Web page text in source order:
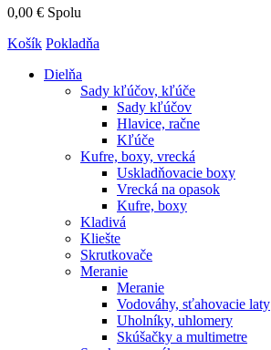
0,00 € Spolu
Košík Pokladňa
Dielňa
Sady kľúčov, kľúče
Sady kľúčov
Hlavice, račne
Kľúče
Kufre, boxy, vrecká
Uskladňovacie boxy
Vrecká na opasok
Kufre, boxy
Kladivá
Kliešte
Skrutkovače
Meranie
Meranie
Vodováhy, sťahovacie laty
Uholníky, uhlomery
Skúšačky a multimetre